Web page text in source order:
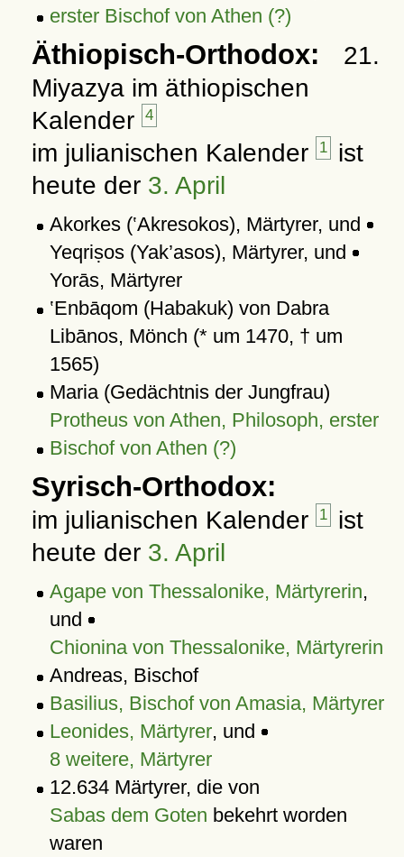
erster Bischof von Athen (?)
Äthiopisch-Orthodox:
21.
Miyazya im äthiopischen
Kalender
4
im julianischen Kalender 1 ist
heute der 3. April
Akorkes (‛Akresokos), Märtyrer, und
Yeqriṣos (Yak’asos), Märtyrer, und
Yorās, Märtyrer
‛Enbāqom (Habakuk) von Dabra
Libānos, Mönch (* um 1470, † um
1565)
Maria (Gedächtnis der Jungfrau)
Protheus von Athen, Philosoph, erster
Bischof von Athen (?)
Syrisch-Orthodox:
im julianischen Kalender 1 ist
heute der 3. April
Agape von Thessalonike, Märtyrerin,
und
Chionina von Thessalonike, Märtyrerin
Andreas, Bischof
Basilius, Bischof von Amasia, Märtyrer
Leonides, Märtyrer, und
8 weitere, Märtyrer
12.634 Märtyrer, die von
Sabas dem Goten bekehrt worden
waren